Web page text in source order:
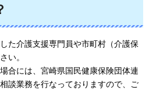
た介護支援専門員や市町村（介護保
い。
合には、宮崎県国民健康保険団体連
談業務を行なっておりますので、ご